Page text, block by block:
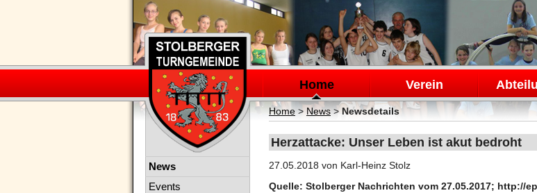
Navigation
überspringen
Home Verein
Home> News>Newsdetails
Herzattacke: Unser Leben ist akut bedroht
27.05.2018 von Karl-Heinz Stolz
Quelle: Stolberger Nachrichten vom 27.05.2017; http://
Navigation
News
Events